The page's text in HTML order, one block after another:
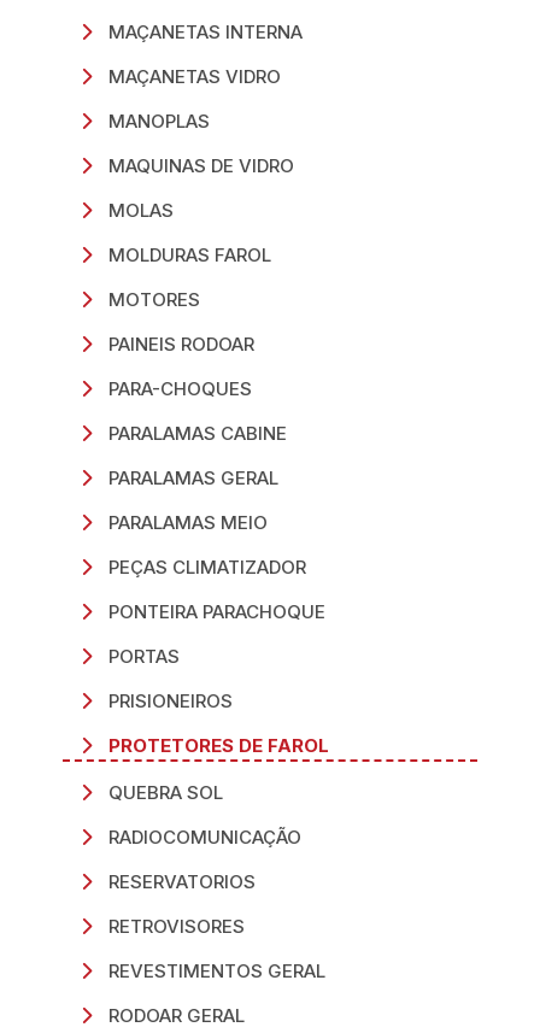
MAÇANETAS INTERNA
MAÇANETAS VIDRO
MANOPLAS
MAQUINAS DE VIDRO
MOLAS
MOLDURAS FAROL
MOTORES
PAINEIS RODOAR
PARA-CHOQUES
PARALAMAS CABINE
PARALAMAS GERAL
PARALAMAS MEIO
PEÇAS CLIMATIZADOR
PONTEIRA PARACHOQUE
PORTAS
PRISIONEIROS
PROTETORES DE FAROL
QUEBRA SOL
RADIOCOMUNICAÇÃO
RESERVATORIOS
RETROVISORES
REVESTIMENTOS GERAL
RODOAR GERAL